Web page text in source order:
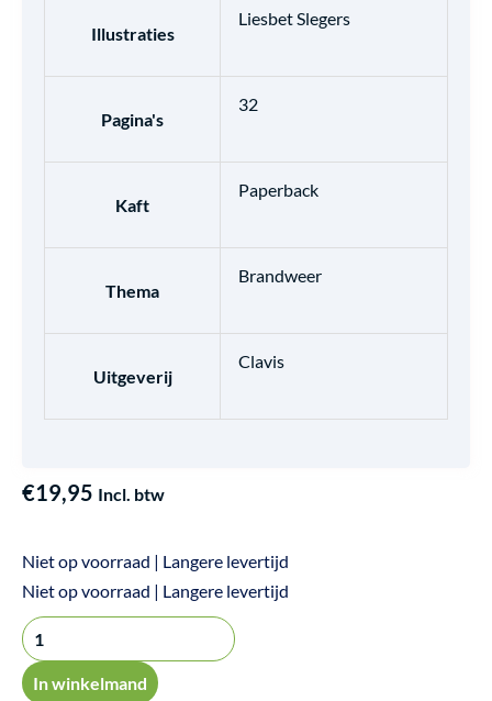
Illustraties
Liesbet Slegers
Pagina's
32
Kaft
Paperback
Thema
Brandweer
Uitgeverij
Clavis
€19,95 Incl. btw
Niet op voorraad | Langere levertijd
Niet op voorraad | Langere levertijd
De
brandweerman
-
Pools
In winkelmand